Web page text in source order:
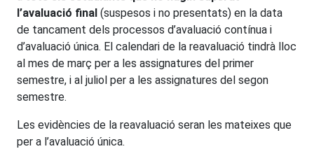
l’avaluació final (suspesos i no presentats) en la data
de tancament dels processos d’avaluació contínua i
d’avaluació única. El calendari de la reavaluació tindrà lloc
al mes de març per a les assignatures del primer
semestre, i al juliol per a les assignatures del segon
semestre.
Les evidències de la reavaluació seran les mateixes que
per a l’avaluació única.